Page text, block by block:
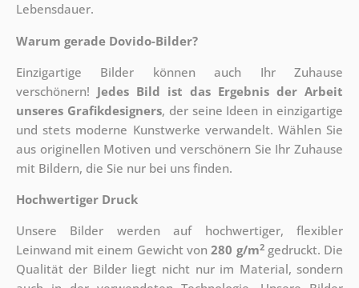
Lebensdauer.
Warum gerade Dovido-Bilder?
Einzigartige Bilder können auch Ihr Zuhause
verschönern! Jedes Bild ist das Ergebnis der Arbeit
unseres Grafikdesigners, der seine Ideen in einzigartige
und stets moderne Kunstwerke verwandelt. Wählen Sie
aus originellen Motiven und verschönern Sie Ihr Zuhause
mit Bildern, die Sie nur bei uns finden.
Hochwertiger Druck
Unsere Bilder werden auf hochwertiger, flexibler
Leinwand mit einem Gewicht von280 g/m2gedruckt. Die
Qualität der Bilder liegt nicht nur im Material, sondern